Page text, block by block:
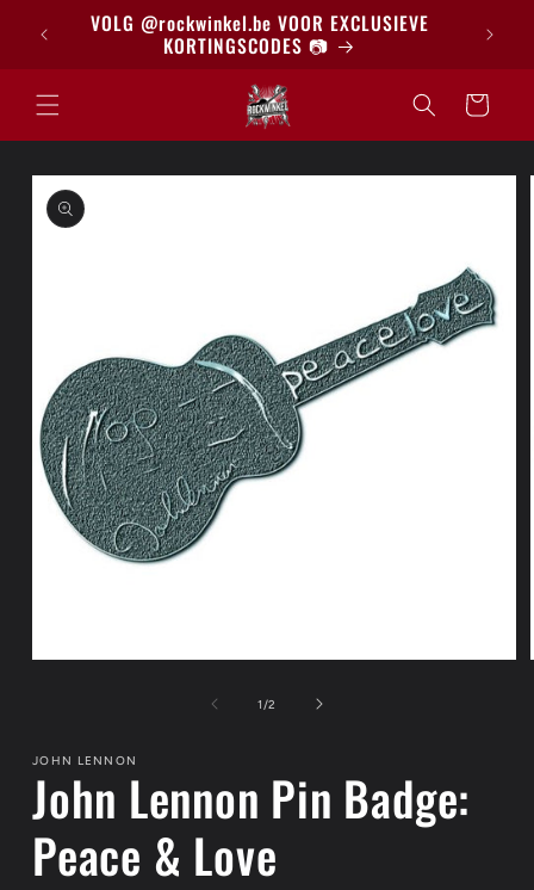
naar deVOLG @rockwinkel.be VOOR EXCLUSIEVE
KORTINGSCODES 📷
Winkelwagen
direct naar
1 /van
2
JOHN LENNON
John Lennon Pin Badge:
Peace & Love